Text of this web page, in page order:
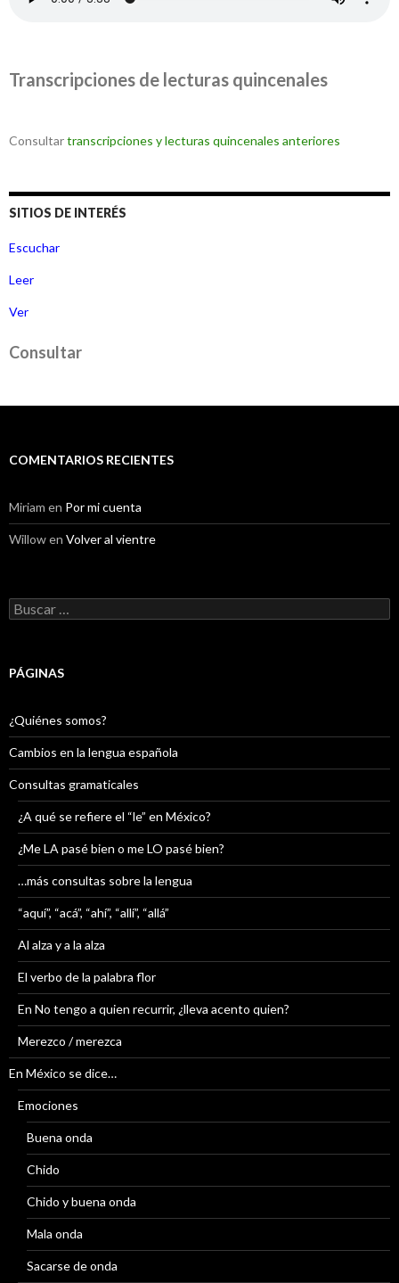
Transcripciones de lecturas quincenales
Consultartranscripciones y lecturas quincenales anteriores
SITIOS DE INTERÉS
Escuchar
Leer
Ver
Consultar
COMENTARIOS RECIENTES
Miriam en Por mi cuenta
Willowen Volver al vientre
Buscar:
PÁGINAS
¿Quiénes somos?
Cambios en la lengua española
Consultas gramaticales
¿A qué se refiere el “le” en México?
¿Me LA pasé bien o me LO pasé bien?
…más consultas sobre la lengua
“aquí”, “acá”, “ahí”, “allí”, “allá”
Al alza y a la alza
El verbo de la palabra flor
En No tengo a quien recurrir, ¿lleva acento quien?
Merezco / merezca
En México se dice…
Emociones
Buena onda
Chido
Chido y buena onda
Mala onda
Sacarse de onda